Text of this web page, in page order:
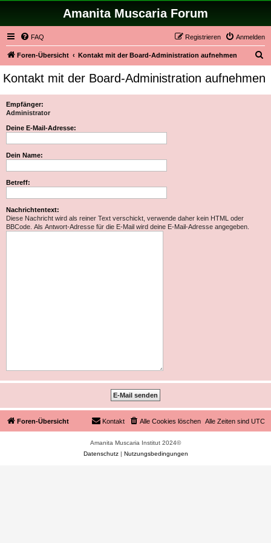
Amanita Muscaria Forum
FAQ Anmelden
Registrieren
Foren-Übersicht Kontakt mit der Board-Administration aufnehmen
c
Kontakt mit der Board-Administration aufnehmen
Empfänger:
Administrator
Deine E-Mail-Adresse:
Dein Name:
Betreff:
Nachrichtentext:
Diese Nachricht wird als reiner Text verschickt, verwende daher kein HTML oder
BBCode. Als Antwort-Adresse für die E-Mail wird deine E-Mail-Adresse angegeben.
Foren-Übersicht Alle Zeiten sind UTC
Alle Cookies löschen
Kontakt
Amanita Muscaria Institut 2024©
Datenschutz| Nutzungsbedingungen